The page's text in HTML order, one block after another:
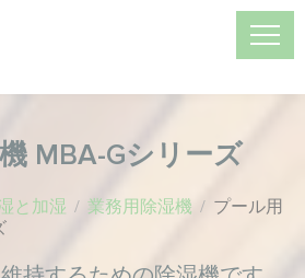
MBA-Gシリーズ
と加湿 / 業務用除湿機 / プール用